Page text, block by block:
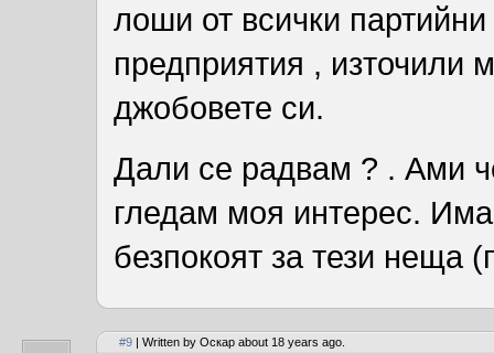
лоши от всички
предприятия , източили
джобовете си.
Дали се радвам ? . Ами
гледам моя интерес.
безпокоят за тези неща
#9 | Written by Оскар about 18 years ago.